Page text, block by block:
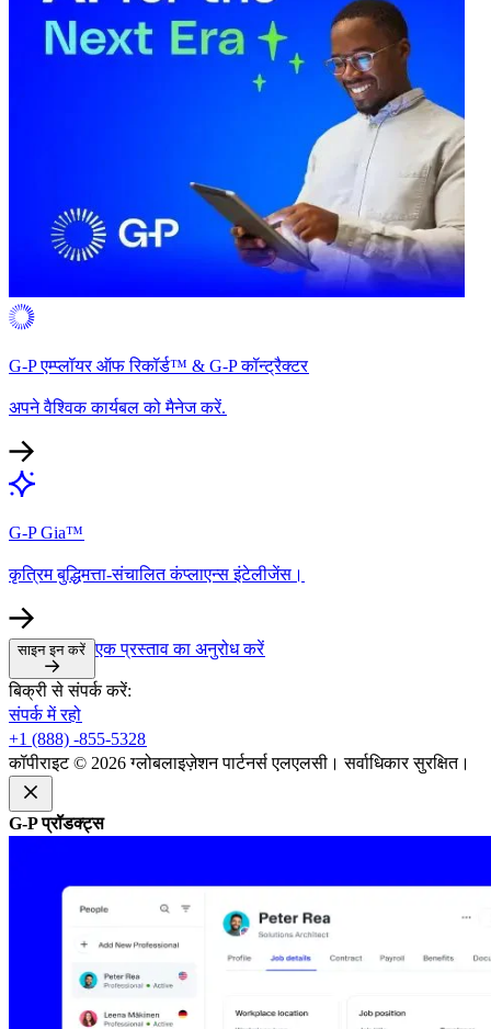
G-P एम्प्लॉयर ऑफ रिकॉर्ड™ & G-P कॉन्ट्रैक्टर​​
अपने वैश्विक कार्यबल को मैनेज करें.​​
G-P Gia™​​
कृत्रिम बुद्धिमत्ता-संचालित कंप्लाएन्स इंटेलीजेंस।​​
साइन इन करें​​ एक प्रस्ताव का अनुरोध करें​​
बिक्री से संपर्क करें:​​
संपर्क में रहो​​
+1 (888) -855-5328​​
कॉपीराइट © 2026 ग्लोबलाइज़ेशन पार्टनर्स एलएलसी। सर्वाधिकार सुरक्षित।​​
G-P प्रॉडक्ट्स​​